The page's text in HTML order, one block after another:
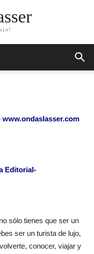
www.ondaslasser.com
Editorial-
sólo tienes que ser un
ser un turista de lujo,
conocer, viajar y